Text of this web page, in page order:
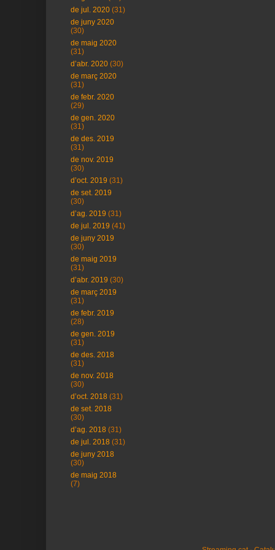
de jul. 2020 (31)
de juny 2020
(30)
de maig 2020
(31)
d’abr. 2020 (30)
de març 2020
(31)
de febr. 2020
(29)
de gen. 2020
(31)
de des. 2019
(31)
de nov. 2019
(30)
d’oct. 2019 (31)
de set. 2019
(30)
d’ag. 2019 (31)
de jul. 2019 (41)
de juny 2019
(30)
de maig 2019
(31)
d’abr. 2019 (30)
de març 2019
(31)
de febr. 2019
(28)
de gen. 2019
(31)
de des. 2018
(31)
de nov. 2018
(30)
d’oct. 2018 (31)
de set. 2018
(30)
d’ag. 2018 (31)
de jul. 2018 (31)
de juny 2018
(30)
de maig 2018
(7)